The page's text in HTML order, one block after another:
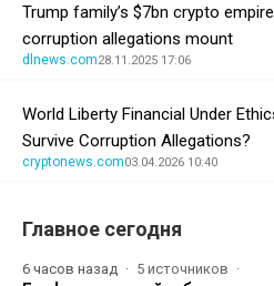
Trump family’s $7bn crypto
corruption allegations mount
dlnews.com28.11.2025 17:06
World Liberty Financial Under
Survive Corruption Allegations?
cryptonews.com03.04.2026 10:40
Главное сегодня
6 часов назад 5 источников